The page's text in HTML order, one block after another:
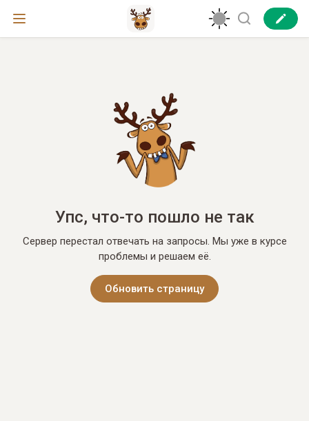
Упс, что-то пошло не так
Сервер перестал отвечать на запросы. Мы уже в курсе
проблемы и решаем её.
Обновить страницу